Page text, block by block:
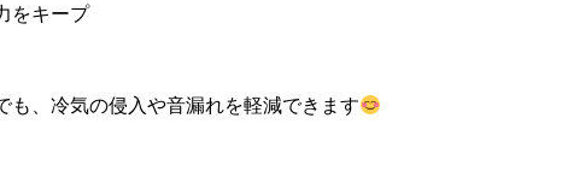
をキープ
も、冷気の侵入や音漏れを軽減できます